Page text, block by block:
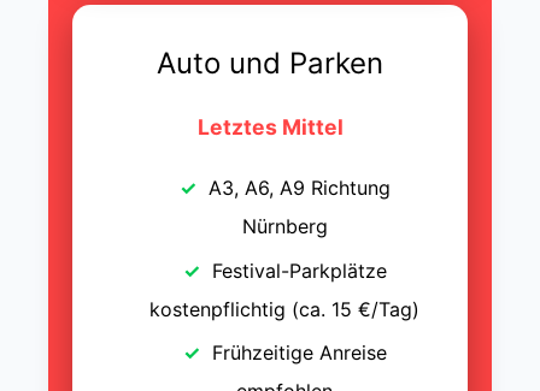
Auto und Parken
Letztes Mittel
A3, A6, A9 Richtung
Nürnberg
Festival-Parkplätze
kostenpflichtig (ca. 15 €/Tag)
Frühzeitige Anreise